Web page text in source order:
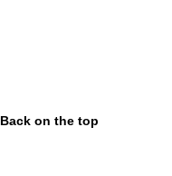
Back on the top